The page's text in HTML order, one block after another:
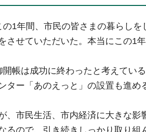
1年間、市民の皆さまの暮らしを
させていただいた。本当にこの1
帳は成功に終わったと考えている
ター「あのえっと」の設置も進め
、市民生活、市内経済に大きな影
ので、引き続きしっかり取り組